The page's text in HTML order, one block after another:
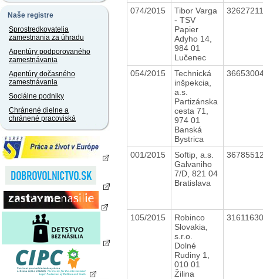
Naše registre
Sprostredkovatelia
zamestnania za úhradu
Agentúry podporovaného
zamestnávania
Agentúry dočasného
zamestnávania
Sociálne podniky
Chránené dielne a
chránené pracoviská
074/2015
Tibor Varga
- TSV
Papier
Adyho 14,
984 01
Lučenec
054/2015
Technická
inšpekcia,
a.s.
Partizánska
cesta 71,
974 01
Banská
Bystrica
001/2015
Softip, a.s.
Galvaniho
7/D, 821 04
Bratislava
105/2015
Robinco
Slovakia,
s.r.o.
Dolné
Rudiny 1,
010 01
Žilina